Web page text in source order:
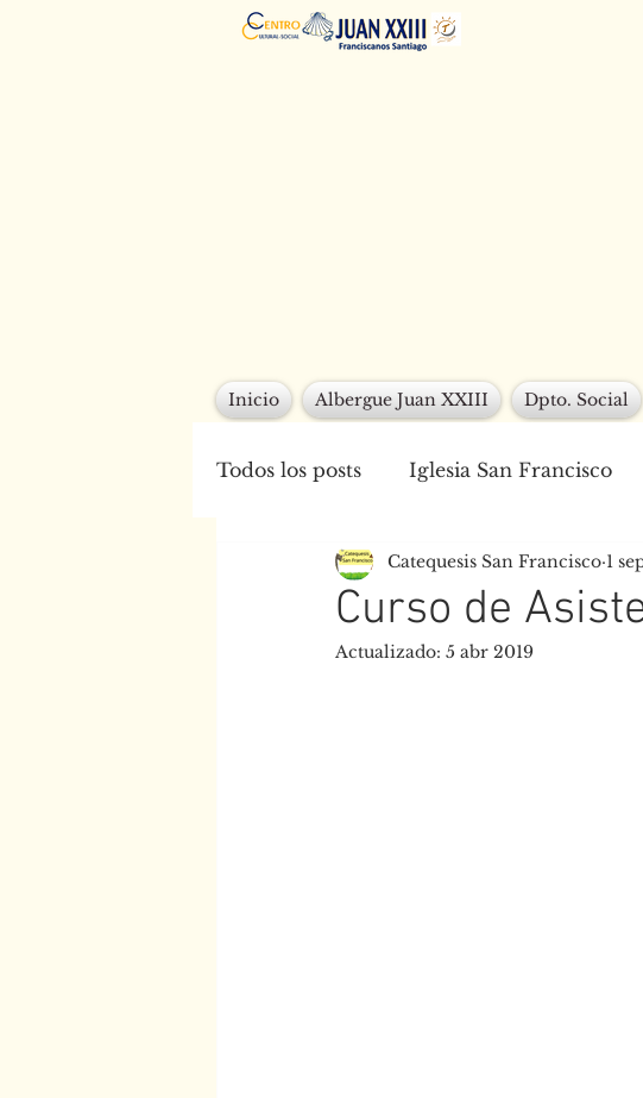
Inicio Albergue Juan XXIII Dpto. Social
Todos los posts Iglesia San Francisco
Centro Juan XXIII Escuela de
Curso de
Catequesis San Francisco 1
Actualizado: 5 abr 2019